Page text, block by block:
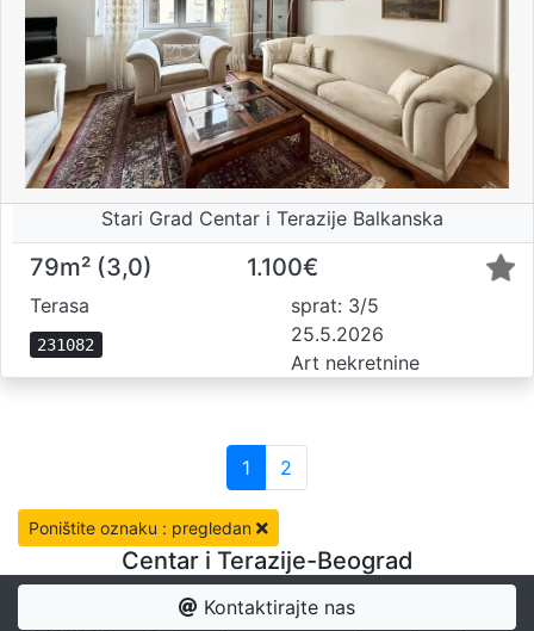
Stari Grad Centar i Terazije Balkanska
79m² (3,0) 1.100€
Terasa
231082
sprat: 3/5
25.5.2026
Art nekretnine
1 2
Poništite oznaku : pregledan
Centar i Terazije-Beograd
Kontaktirajte nas